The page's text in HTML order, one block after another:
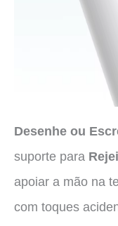
Desenhe ou
suporte para
apoiar a mão na
com toques